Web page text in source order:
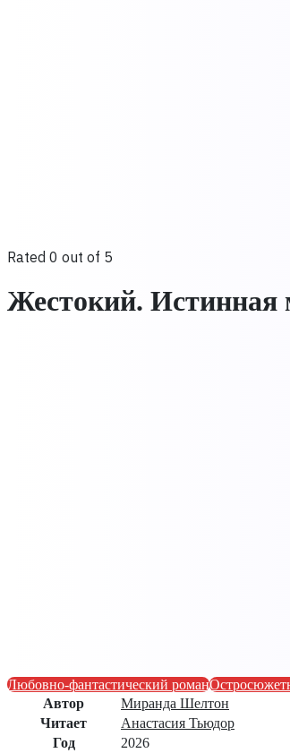
Rated 0 out of 5
Жестокий. Истинная
Любовно-фантастический роман
Автор
Миранда Шелтон
Читает
Анастасия Тьюдор
Год
2026